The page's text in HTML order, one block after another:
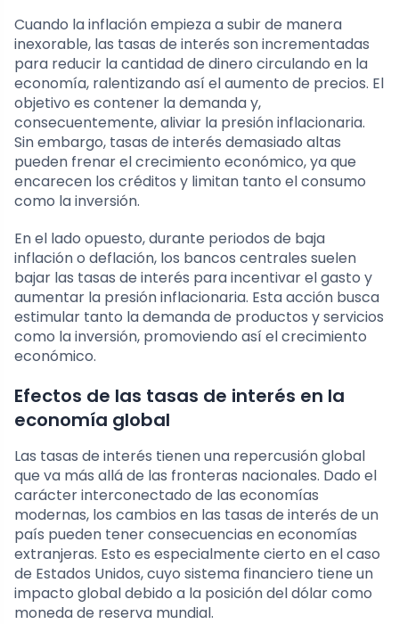
Cuando la inflación empieza a subir de manera
inexorable, las tasas de interés son incrementadas
para reducir la cantidad de dinero circulando en la
economía, ralentizando así el aumento de precios. El
objetivo es contener la demanda y,
consecuentemente, aliviar la presión inflacionaria.
Sin embargo, tasas de interés demasiado altas
pueden frenar el crecimiento económico, ya que
encarecen los créditos y limitan tanto el consumo
como la inversión.
En el lado opuesto, durante periodos de baja
inflación o deflación, los bancos centrales suelen
bajar las tasas de interés para incentivar el gasto y
aumentar la presión inflacionaria. Esta acción busca
estimular tanto la demanda de productos y servicios
como la inversión, promoviendo así el crecimiento
económico.
Efectos de las tasas de interés en la
economía global
Las tasas de interés tienen una repercusión global
que va más allá de las fronteras nacionales. Dado el
carácter interconectado de las economías
modernas, los cambios en las tasas de interés de un
país pueden tener consecuencias en economías
extranjeras. Esto es especialmente cierto en el caso
de Estados Unidos, cuyo sistema financiero tiene un
impacto global debido a la posición del dólar como
moneda de reserva mundial.